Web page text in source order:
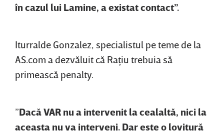
în cazul lui Lamine, a existat contact”.
Iturralde Gonzalez, specialistul pe teme de la
AS.com a dezvăluit că Raţiu trebuia să
primească penalty.
”Dacă VAR nu a intervenit la cealaltă, nici la
aceasta nu va interveni. Dar este o lovitură